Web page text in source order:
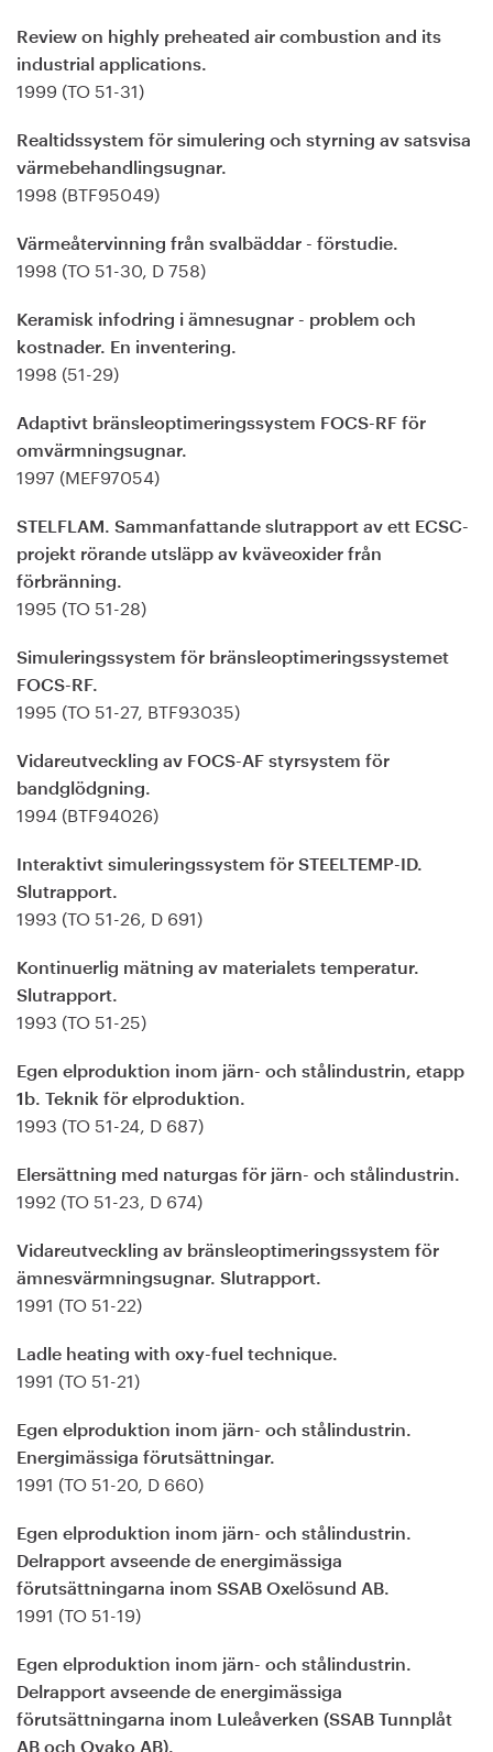
Review on highly preheated air combustion and its
industrial applications.
1999 (TO 51-31)
Realtidssystem för simulering och styrning av satsvisa
värmebehandlingsugnar.
1998 (BTF95049)
Värmeåtervinning från svalbäddar - förstudie.
1998 (TO 51-30, D 758)
Keramisk infodring i ämnesugnar - problem och
kostnader. En inventering.
1998 (51-29)
Adaptivt bränsleoptimeringssystem FOCS-RF för
omvärmningsugnar.
1997 (MEF97054)
STELFLAM. Sammanfattande slutrapport av ett ECSC-
projekt rörande utsläpp av kväveoxider från
förbränning.
1995 (TO 51-28)
Simuleringssystem för bränsleoptimeringssystemet
FOCS-RF.
1995 (TO 51-27, BTF93035)
Vidareutveckling av FOCS-AF styrsystem för
bandglödgning.
1994 (BTF94026)
Interaktivt simuleringssystem för STEELTEMP-ID.
Slutrapport.
1993 (TO 51-26, D 691)
Kontinuerlig mätning av materialets temperatur.
Slutrapport.
1993 (TO 51-25)
Egen elproduktion inom järn- och stålindustrin, etapp
1b. Teknik för elproduktion.
1993 (TO 51-24, D 687)
Elersättning med naturgas för järn- och stålindustrin.
1992 (TO 51-23, D 674)
Vidareutveckling av bränsleoptimeringssystem för
ämnesvärmningsugnar. Slutrapport.
1991 (TO 51-22)
Ladle heating with oxy-fuel technique.
1991 (TO 51-21)
Egen elproduktion inom järn- och stålindustrin.
Energimässiga förutsättningar.
1991 (TO 51-20, D 660)
Egen elproduktion inom järn- och stålindustrin.
Delrapport avseende de energimässiga
förutsättningarna inom SSAB Oxelösund AB.
1991 (TO 51-19)
Egen elproduktion inom järn- och stålindustrin.
Delrapport avseende de energimässiga
förutsättningarna inom Luleåverken (SSAB Tunnplåt
AB och Ovako AB).